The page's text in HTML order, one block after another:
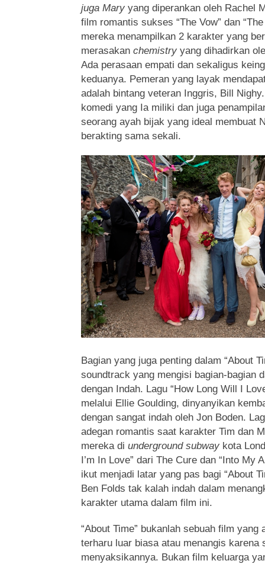
juga Mary yang diperankan oleh Rachel
film romantis sukses “The Vow” dan
mereka menampilkan 2 karakter yang
merasakan chemistry yang dihadirkan
Ada perasaan empati dan sekaligus
keduanya. Pemeran yang layak
adalah bintang veteran Inggris, Bill
komedi yang Ia miliki dan juga
seorang ayah bijak yang ideal membuat
berakting sama sekali.
Bagian yang juga penting dalam “About
soundtrack yang mengisi bagian-bagian
dengan Indah. Lagu “How Long Will I
melalui Ellie Goulding, dinyanyikan
dengan sangat indah oleh Jon Boden.
adegan romantis saat karakter Tim dan
mereka di underground subway kota
I’m In Love” dari The Cure dan “Into My
ikut menjadi latar yang pas bagi “About
Ben Folds tak kalah indah dalam
karakter utama dalam film ini.
“About Time” bukanlah sebuah film
terharu luar biasa atau menangis karena
menyaksikannya. Bukan film keluarga